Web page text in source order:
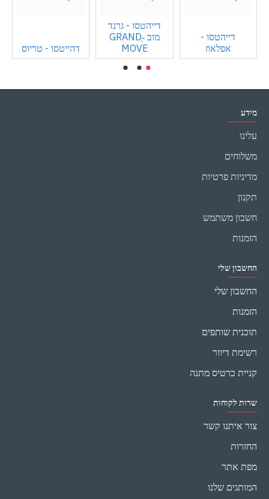
דייהטסו -
אפלאוז
דייהטסו - גרנד
מוב -ֻGRAND
MOVE
דהייטסו - טריוס
מידע
עלינו
משלוחים
מדיניות פרטיות
תקנון
חשבון משתמש
הזמנות
החשבון שלי
החשבון שלי
הזמנות
תוכנית שותפים
רשימת דיוור
קניית כרטיס מתנה
שרות לקוחות
צור איתנו קשר
החזרות
מפת אתר
המותגים שלנו